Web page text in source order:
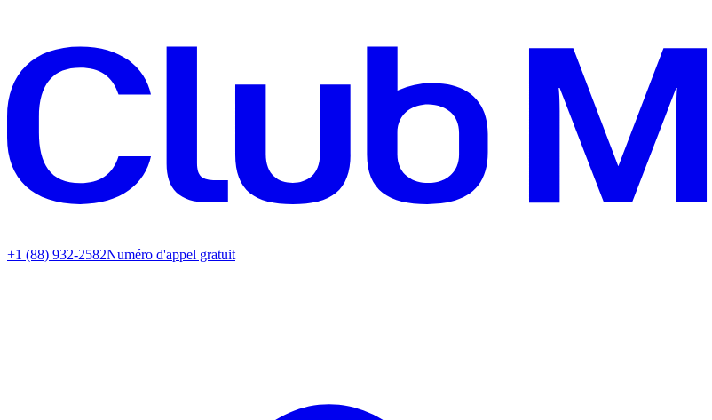
+1 (88) 932-2582Numéro d'appel gratuit